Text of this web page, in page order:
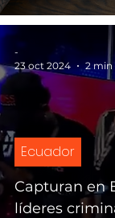
Capturan en
líderes
Ecuador
-
23 oct 2024
2 min